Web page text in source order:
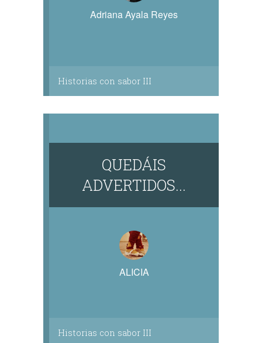
Adriana Ayala Reyes
Historias con sabor III
QUEDÁIS
ADVERTIDOS...
ALICIA
Historias con sabor III